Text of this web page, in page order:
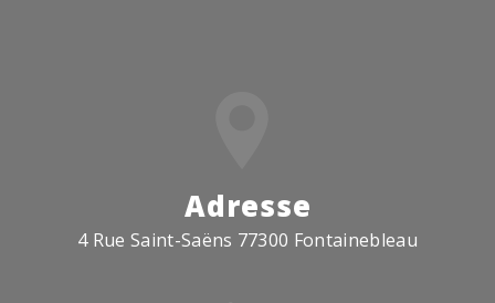
Adresse
4 Rue Saint-Saëns 77300 Fontainebleau